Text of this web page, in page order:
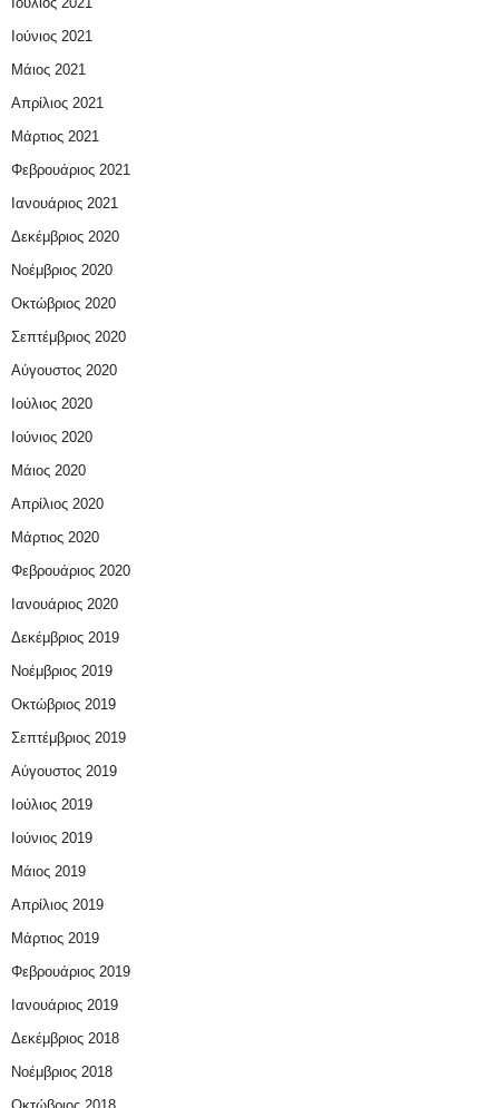
Ιούνιος 2021
Μάιος 2021
Απρίλιος 2021
Μάρτιος 2021
Φεβρουάριος 2021
Ιανουάριος 2021
Δεκέμβριος 2020
Νοέμβριος 2020
Οκτώβριος 2020
Σεπτέμβριος 2020
Αύγουστος 2020
Ιούλιος 2020
Ιούνιος 2020
Μάιος 2020
Απρίλιος 2020
Μάρτιος 2020
Φεβρουάριος 2020
Ιανουάριος 2020
Δεκέμβριος 2019
Νοέμβριος 2019
Οκτώβριος 2019
Σεπτέμβριος 2019
Αύγουστος 2019
Ιούλιος 2019
Ιούνιος 2019
Μάιος 2019
Απρίλιος 2019
Μάρτιος 2019
Φεβρουάριος 2019
Ιανουάριος 2019
Δεκέμβριος 2018
Νοέμβριος 2018